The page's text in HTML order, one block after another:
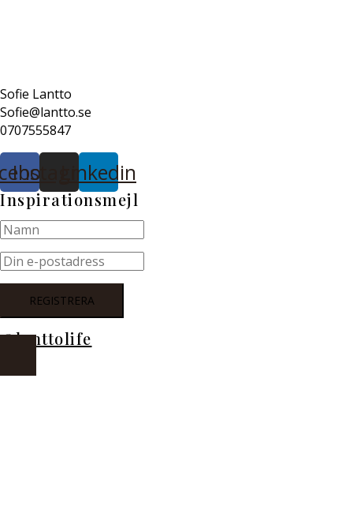
Sofie Lantto
Sofie@lantto.se
0707555847
InstagramLinkedin
Inspirationsmejl
@lanttolife